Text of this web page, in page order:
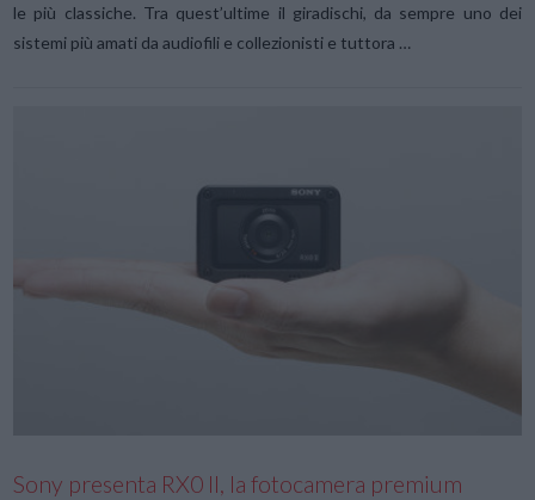
le più classiche. Tra quest’ultime il giradischi, da sempre uno dei
sistemi più amati da audiofili e collezionisti e tuttora …
Sony presenta RX0 II, la fotocamera premium